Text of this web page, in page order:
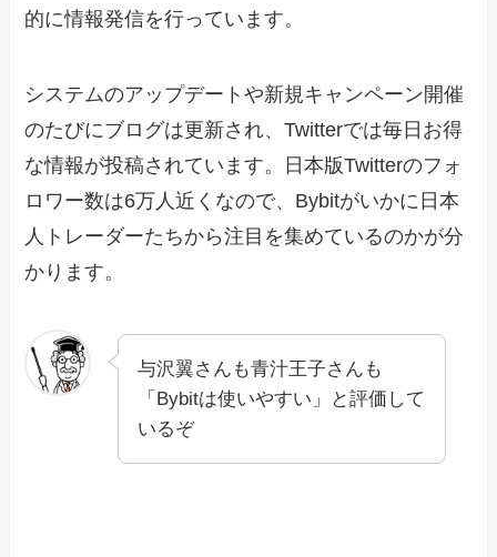
的に情報発信を行っています。
システムのアップデートや新規キャンペーン開催
のたびにブログは更新され、Twitterでは毎日お得
な情報が投稿されています。日本版Twitterのフォ
ロワー数は6万人近くなので、Bybitがいかに日本
人トレーダーたちから注目を集めているのかが分
かります。
与沢翼さんも青汁王子さんも
「Bybitは使いやすい」と評価して
いるぞ